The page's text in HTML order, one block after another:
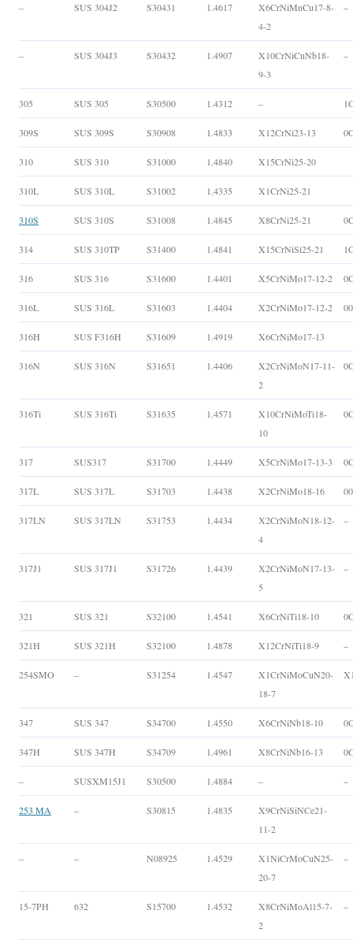
– SUS 304J2 S30431 1.4617
X6CrNiMnCu17-8-
4-2
–
– SUS 304J3 S30432 1.4907
X10CrNiCuNb18-
9-3
–
305 SUS 305 S30500 1.4312 –
309S SUS 309S S30908 1.4833 X12CrNi23-13
310 SUS 310 S31000 1.4840 X15CrNi25-20
310L SUS 310L S31002 1.4335 X1CrNi25-21
310S SUS 310S S31008 1.4845 X8CrNi25-21
314 SUS 310TP S31400 1.4841 X15CrNiSi25-21
316 SUS 316 S31600 1.4401 X5CrNiMo17-12-2
316L SUS 316L S31603 1.4404 X2CrNiMo17-12-2
316H SUS F316H S31609 1.4919 X6CrNiMo17-13
316N SUS 316N S31651 1.4406
X2CrNiMoN17-11-
2
316Ti SUS 316Ti S31635 1.4571
X10CrNiMoTi18-
10
317 SUS317 S31700 1.4449 X5CrNiMo17-13-3
317L SUS 317L S31703 1.4438 X2CrNiMo18-16
317LN SUS 317LN S31753 1.4434
X2CrNiMoN18-12-
4
–
317J1 SUS 317J1 S31726 1.4439
X2CrNiMoN17-13-
5
–
321 SUS 321 S32100 1.4541 X6CrNiTi18-10
321H SUS 321H S32100 1.4878 X12CrNiTi18-9 –
254SMO – S31254 1.4547
X1CrNiMoCuN20-
18-7
347 SUS 347 S34700 1.4550 X6CrNiNb18-10
347H SUS 347H S34709 1.4961 X8CrNiNb16-13
– SUSXM15J1 S30500 1.4884 – –
253 MA – S30815 1.4835
X9CrNiSiNCe21-
11-2
– – N08925 1.4529
X1NiCrMoCuN25-
20-7
–
15-7PH 632 S15700 1.4532
X8CrNiMoAl15-7-
2
–